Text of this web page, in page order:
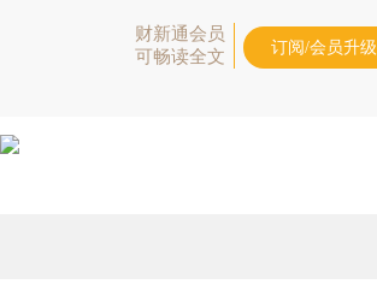
财新通会员
可畅读全文
订阅/会员升级